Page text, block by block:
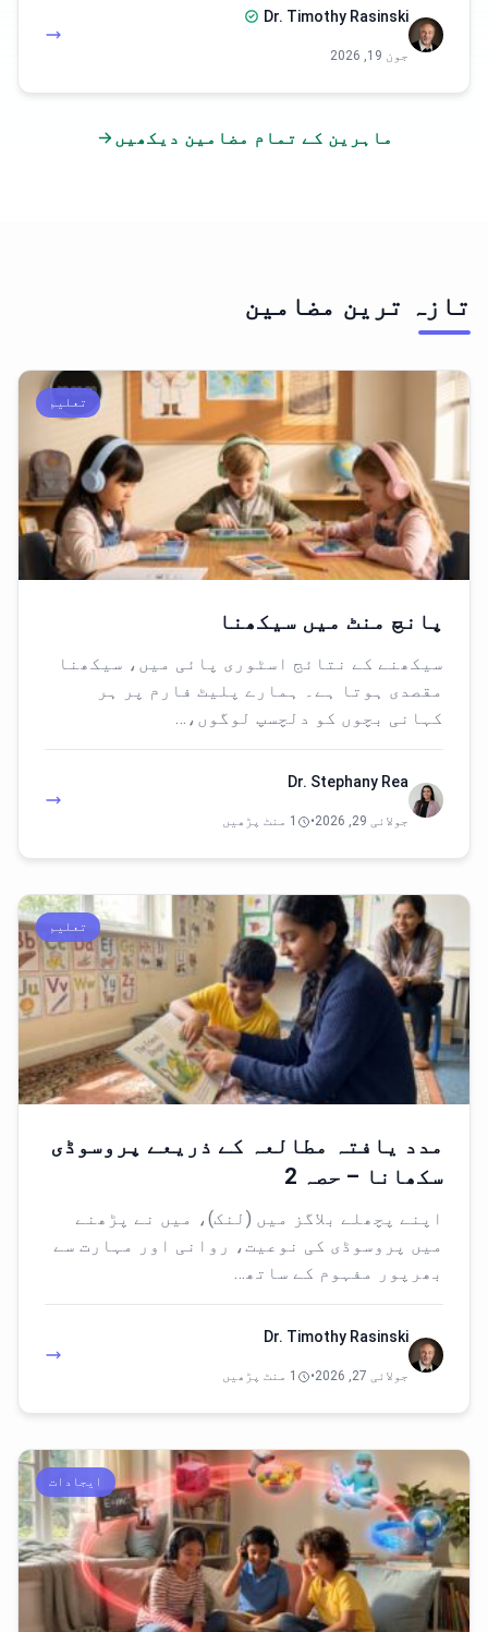
Dr. Timothy Rasinski
جون 19, 2026
ماہرین کے تمام مضامین دیکھیں
تازہ ترین مضامین
تعلیم
پانچ منٹ میں سیکھنا
سیکھنے کے نتائج اسٹوری پائی میں، سیکھنا
مقصدی ہوتا ہے۔ ہمارے پلیٹ فارم پر ہر
کہانی بچوں کو دلچسپ لوگوں،…
Dr. Stephany Rea
جولائی 29, 2026 • 1 منٹ پڑھیں
تعلیم
مدد یافتہ مطالعہ کے ذریعے پروسوڈی
سکھانا – حصہ 2
اپنے پچھلے بلاگز میں (لنک)، میں نے پڑھنے
میں پروسوڈی کی نوعیت، روانی اور مہارت سے
بھرپور مفہوم کے ساتھ…
Dr. Timothy Rasinski
جولائی 27, 2026 • 1 منٹ پڑھیں
ایجادات